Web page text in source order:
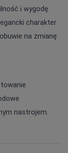
i wygodę
charakter
na zmianę
nastrojem.